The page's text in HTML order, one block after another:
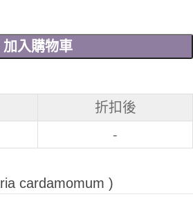
加入購物車
折扣後
-
cardamomum )